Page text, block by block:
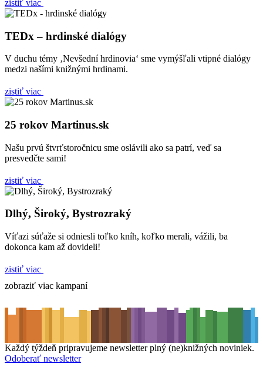
zistiť viac
TEDx – hrdinské dialógy
V duchu témy ‚Nevšední hrdinovia‘ sme vymýšľali vtipné dialógy
medzi našími knižnými hrdinami.
zistiť viac
25 rokov Martinus.sk
Našu prvú štvrťstoročnicu sme oslávili ako sa patrí, veď sa
presvedčte sami!
zistiť viac
Dlhý, Široký, Bystrozraký
Víťazi súťaže si odniesli toľko kníh, koľko merali, vážili, ba
dokonca kam až dovideli!
zistiť viac
zobraziť viac kampaní
Každý týždeň pripravujeme newsletter plný (ne)knižných noviniek.
Odoberať newsletter